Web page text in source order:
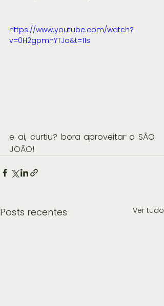
https://www.youtube.com/watch?
v=0H2gpmhYTJo&t=11s
e ai, curtiu? bora aproveitar o SÃO
JOÃO!
Posts recentes Ver tudo